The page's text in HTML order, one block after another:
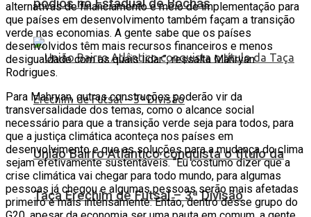
pódios no Estadual de Bochas
União Bairro Atlântico conquista o título da
Taça Erechim de Futsal – 3ª Divisão
alternativas de financiamento e meio de implementação para
que países em desenvolvimento também façam a transição
verde nas economias. A gente sabe que os países
desenvolvidos têm mais recursos financeiros e menos
desigualdade com as quais lidar”, ressalta Mahryan
Rodrigues.
Para Mahryan, outras construções poderão vir da
transversalidade dos temas, como o alcance social
necessário para que a transição verde seja para todos, para
que a justiça climática aconteça nos países em
desenvolvimento e que as soluções para a mudança do clima
sejam efetivamente sustentáveis. “Eu costumo dizer que a
crise climática vai chegar para todo mundo, para algumas
pessoas já chegou e algumas pessoas serão mais afetadas
primeiro e mais intensamente. Então, dentro desse grupo do